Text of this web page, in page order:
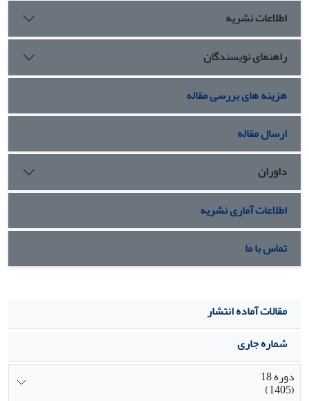
خود را باز می‌یابند و «دیگری» نقش مهمی در شکل‌گیری آن دارد.
اطلاعات نشریه
راهنمای نویسندگان
هزینه های بررسی مقاله
ارسال مقاله
داوران
اطلاعات آماری نشریه
تماس با ما
مقالات آماده انتشار
شماره جاری
دوره 18
(1405)